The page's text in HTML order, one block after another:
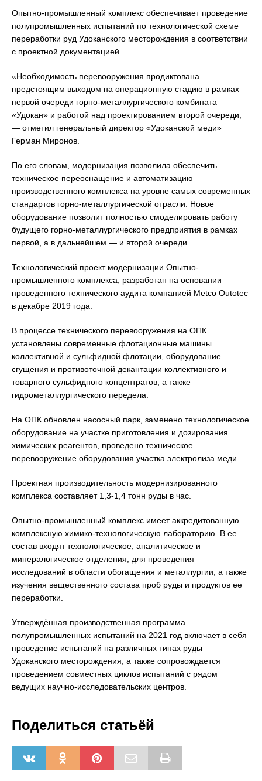
Опытно-промышленный комплекс обеспечивает проведение
полупромышленных испытаний по технологической схеме
переработки руд Удоканского месторождения в соответствии
с проектной документацией.
«Необходимость перевооружения продиктована
предстоящим выходом на операционную стадию в рамках
первой очереди горно-металлургического комбината
«Удокан» и работой над проектированием второй очереди,
— отметил генеральный директор «Удоканской меди»
Герман Миронов.
По его словам, модернизация позволила обеспечить
техническое переоснащение и автоматизацию
производственного комплекса на уровне самых современных
стандартов горно-металлургической отрасли. Новое
оборудование позволит полностью смоделировать работу
будущего горно-металлургического предприятия в рамках
первой, а в дальнейшем — и второй очереди.
Технологический проект модернизации Опытно-
промышленного комплекса, разработан на основании
проведенного технического аудита компанией Metco Outotec
в декабре 2019 года.
В процессе технического перевооружения на ОПК
установлены современные флотационные машины
коллективной и сульфидной флотации, оборудование
сгущения и противоточной декантации коллективного и
товарного сульфидного концентратов, а также
гидрометаллургического передела.
На ОПК обновлен насосный парк, заменено технологическое
оборудование на участке приготовления и дозирования
химических реагентов, проведено техническое
перевооружение оборудования участка электролиза меди.
Проектная производительность модернизированного
комплекса составляет 1,3-1,4 тонн руды в час.
Опытно-промышленный комплекс имеет аккредитованную
комплексную химико-технологическую лабораторию. В ее
состав входят технологическое, аналитическое и
минералогическое отделения, для проведения
исследований в области обогащения и металлургии, а также
изучения вещественного состава проб руды и продуктов ее
переработки.
Утверждённая производственная программа
полупромышленных испытаний на 2021 год включает в себя
проведение испытаний на различных типах руды
Удоканского месторождения, а также сопровождается
проведением совместных циклов испытаний с рядом
ведущих научно-исследовательских центров.
Поделиться статьёй